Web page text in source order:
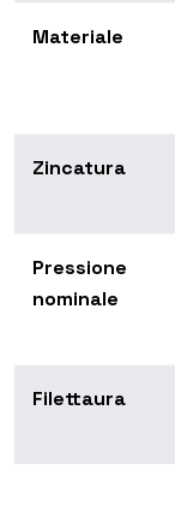
Materiale
Zincatura
Pressione
nominale
Filettaura